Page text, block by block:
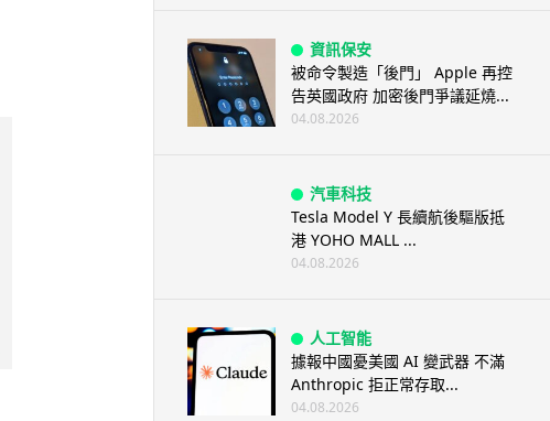
資訊保安
被命令製造「後門」 Apple 再控
告英國政府 加密後門爭議延燒...
04.08.2026
汽車科技
Tesla Model Y 長續航後驅版抵
港 YOHO MALL ...
04.08.2026
人工智能
據報中國憂美國 AI 變武器 不滿
Anthropic 拒正常存取...
04.08.2026